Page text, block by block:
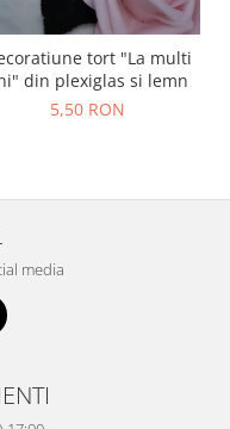
tort "La multi
din plexiglas si lemn
5,50 RON
media